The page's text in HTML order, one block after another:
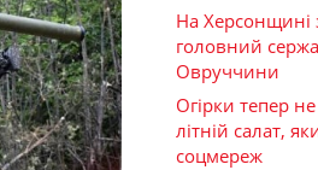
На Херсонщині
головний
Овруччини
Огірки тепер
літній салат,
соцмереж